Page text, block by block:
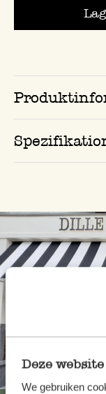
Deze
We gebruiken
Immer